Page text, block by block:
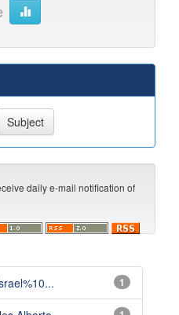
daily e-mail notification of
1